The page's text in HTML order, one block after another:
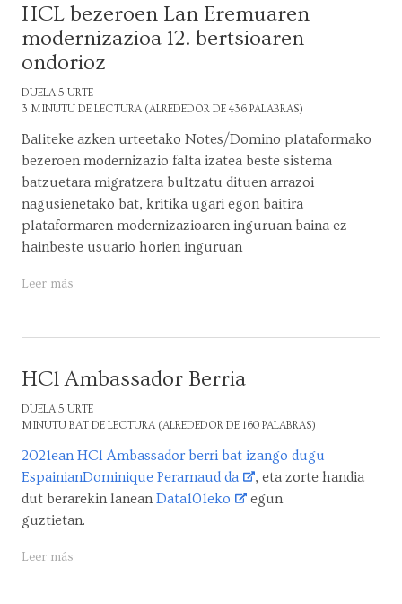
HCL bezeroen Lan Eremuaren
modernizazioa 12. bertsioaren
ondorioz
DUELA 5 URTE
3 MINUTU DE LECTURA (ALREDEDOR DE 436 PALABRAS)
Baliteke azken urteetako Notes/Domino plataformako
bezeroen modernizazio falta izatea beste sistema
batzuetara migratzera bultzatu dituen arrazoi
nagusienetako bat, kritika ugari egon baitira
plataformaren modernizazioaren inguruan baina ez
hainbeste usuario horien inguruan
Leer más
HCl Ambassador Berria
DUELA 5 URTE
MINUTU BAT DE LECTURA (ALREDEDOR DE 160 PALABRAS)
2021ean HCl Ambassador berri bat izango dugu
EspainianDominique Perarnaud da
, eta zorte handia
dut berarekin laneanData101eko
egun
guztietan.
Leer más